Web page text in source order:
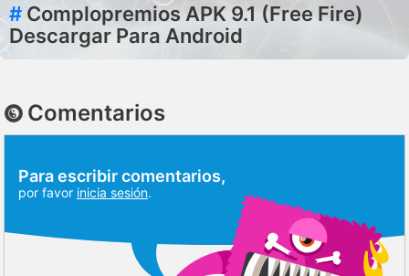
# Complopremios APK 9.1 (Free Fire)
Descargar Para Android
Comentarios
Para escribir comentarios,
por favor inicia sesión.